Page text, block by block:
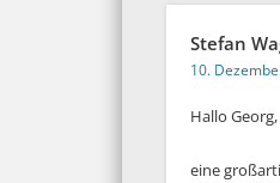
Stefan
10.
Hallo Georg,
eine